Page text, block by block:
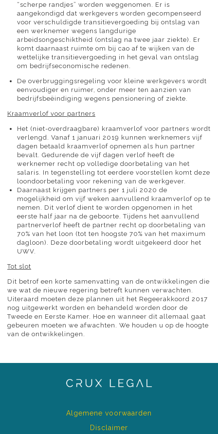
“scherpe randjes” worden weggenomen. Er is
aangekondigd dat werkgevers worden gecompenseerd
voor verschuldigde transitievergoeding bij ontslag van
een werknemer wegens langdurige
arbeidsongeschiktheid (ontslag na twee jaar ziekte). Er
komt daarnaast ruimte om bij cao af te wijken van de
wettelijke transitievergoeding in het geval van ontslag
om bedrijfseconomische redenen.
De overbruggingsregeling voor kleine werkgevers wordt
eenvoudiger en ruimer, onder meer ten aanzien van
bedrijfsbeëindiging wegens pensionering of ziekte.
Kraamverlof voor partners
Het (niet-overdraagbare) kraamverlof voor partners wordt
verlengd. Vanaf 1 januari 2019 kunnen werknemers vijf
dagen betaald kraamverlof opnemen als hun partner
bevalt. Gedurende de vijf dagen verlof heeft de
werknemer recht op volledige doorbetaling van het
salaris. In tegenstelling tot eerdere voorstellen komt deze
loondoorbetaling voor rekening van de werkgever.
Daarnaast krijgen partners per 1 juli 2020 de
mogelijkheid om vijf weken aanvullend kraamverlof op te
nemen. Dit verlof dient te worden opgenomen in het
eerste half jaar na de geboorte. Tijdens het aanvullend
partnerverlof heeft de partner recht op doorbetaling van
70% van het loon (tot ten hoogste 70% van het maximum
dagloon). Deze doorbetaling wordt uitgekeerd door het
UWV.
Tot slot
Dit betrof een korte samenvatting van de ontwikkelingen die
we wat de nieuwe regering betreft kunnen verwachten.
Uiteraard moeten deze plannen uit het Regeerakkoord 2017
nog uitgewerkt worden en behandeld worden door de
Tweede en Eerste Kamer. Hoe en wanneer dit allemaal gaat
gebeuren moeten we afwachten. We houden u op de hoogte
van de ontwikkelingen.
Algemene voorwaarden
Disclaimer